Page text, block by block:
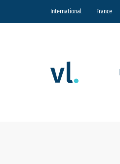
International France